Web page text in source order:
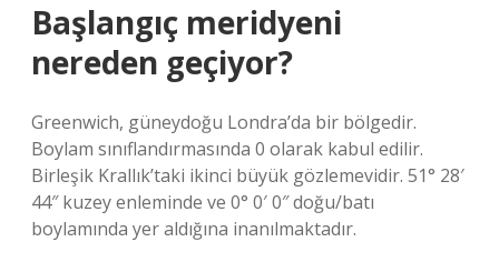
Başlangıç meridyeni
nereden geçiyor?
Greenwich, güneydoğu Londra’da bir bölgedir.
Boylam sınıflandırmasında 0 olarak kabul edilir.
Birleşik Krallık’taki ikinci büyük gözlemevidir. 51° 28′
44″ kuzey enleminde ve 0° 0′ 0″ doğu/batı
boylamında yer aldığına inanılmaktadır.